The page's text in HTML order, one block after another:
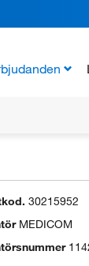
30215952
MEDICOM